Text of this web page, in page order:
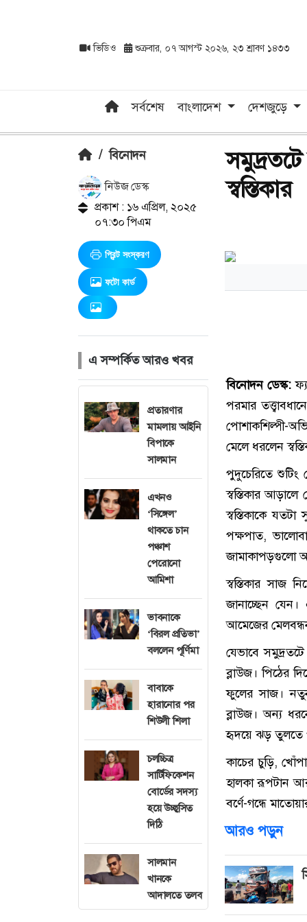
ভিডিও শুক্রবার, ০৭ আগস্ট ২০২৬, ২৩ শ্রাবণ ১৪৩৩
সর্বশেষ বাংলাদেশ দেশজুড়ে
/ বিনোদন
নিউজ ডেস্ক
প্রকাশ : ১৬ এপ্রিল, ২০২৫
০৭:৩০ পিএম
প্রিন্ট সংস্করণ
ফটো কার্ড
এ সম্পর্কিত আরও খবর
প্রতারণার
মামলায় আইনি
বিপাকে
সালমান
এখনও
‘সিঙ্গেল’
থাকতে চান
পঞ্চাশ
পেরোনো
আমিশা
ভাবনাকে
‘বিরল প্রতিভা’
বললেন পূর্ণিমা
বাবাকে
হারানোর পর
শিউলী শিলা
চলচ্চিত্র
সার্টিফিকেশন
বোর্ডের সদস্য
হয়ে উচ্ছ্বসিত
দিঠি
সালমান
খানকে
আদালতে তলব
স্বস্তিকার
বিনোদন ডেস্ক:
পরমার
পোশাকশিল্পী-
মেলে ধরলেন
পুদুচেরিতে
স্বস্তিকার
স্বস্তিকাকে
পক্ষপাত,
জামাকাপড়গুলো
স্বস্তিকার সাজ
জানাচ্ছেন যেন।
আমেজের
যেভাবে
ব্লাউজ। পিঠের
ফুলের সাজ।
ব্লাউজ। অন্য
হৃদয়ে ঝড় তুলতে
কাচের চুড়ি,
হালকা রূপটান
বর্ণে-গন্ধে
আরও পড়ুন